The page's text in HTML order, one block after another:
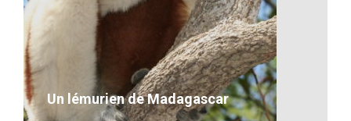
La joie toujours au rendez-vous
sur leur visage
VOIR LE DÉTAIL
Un lémurien de Madagascar